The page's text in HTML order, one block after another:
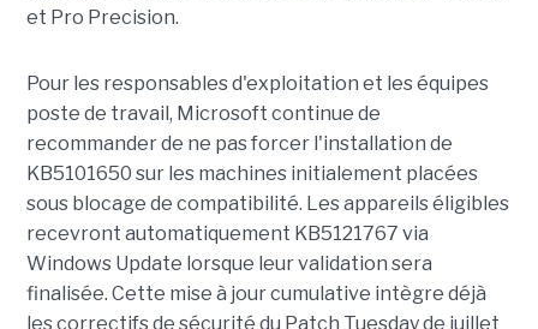
et Pro Precision.
Pour les responsables d'exploitation et les équipes
poste de travail, Microsoft continue de
recommander de ne pas forcer l'installation de
KB5101650 sur les machines initialement placées
sous blocage de compatibilité. Les appareils éligibles
recevront automatiquement KB5121767 via
Windows Update lorsque leur validation sera
finalisée. Cette mise à jour cumulative intègre déjà
les correctifs de sécurité du Patch Tuesday de juillet